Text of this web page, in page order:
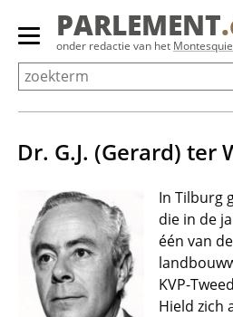
Overslaan
Primair
menu
tonen/verbergen
PARLEMENT
onder redactie van het
Dr. G.J. (Gerard) ter
In Tilburg
die in de
één van de
KVP-
Hield zich